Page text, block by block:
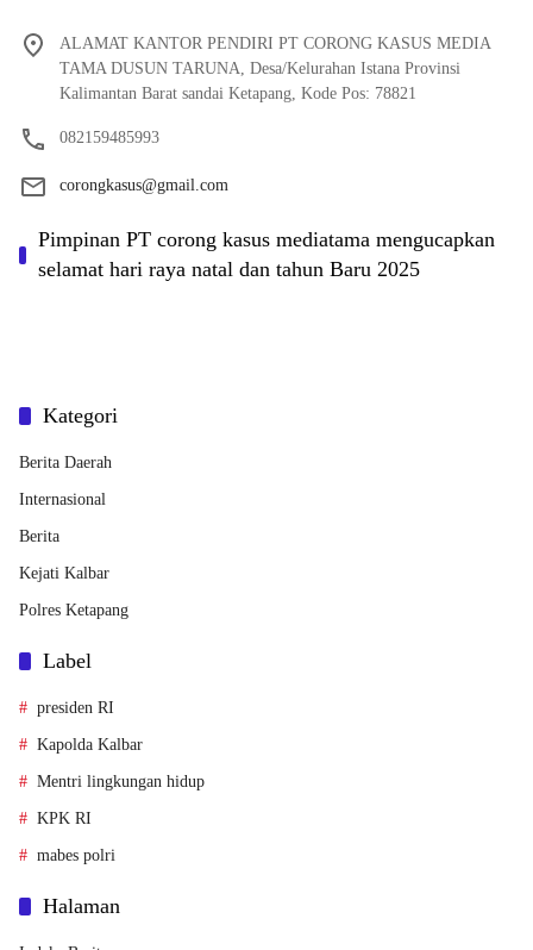
ALAMAT KANTOR PENDIRI PT CORONG KASUS MEDIA
TAMA DUSUN TARUNA, Desa/Kelurahan Istana Provinsi
Kalimantan Barat sandai Ketapang, Kode Pos: 78821
082159485993
corongkasus@gmail.com
Pimpinan PT corong kasus mediatama mengucapkan
selamat hari raya natal dan tahun Baru 2025
Kategori
Berita Daerah
Internasional
Berita
Kejati Kalbar
Polres Ketapang
Label
presiden RI
Kapolda Kalbar
Mentri lingkungan hidup
KPK RI
mabes polri
Halaman